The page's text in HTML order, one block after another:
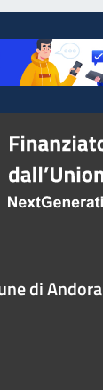
di Andora